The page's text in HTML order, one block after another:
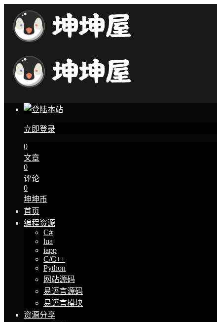
立即登录
0
文章
0
评论
0
坤坤币
首页
编程资源
C#
lua
iapp
C/C++
Python
网站源码
易语言源码
易语言模块
资源分享